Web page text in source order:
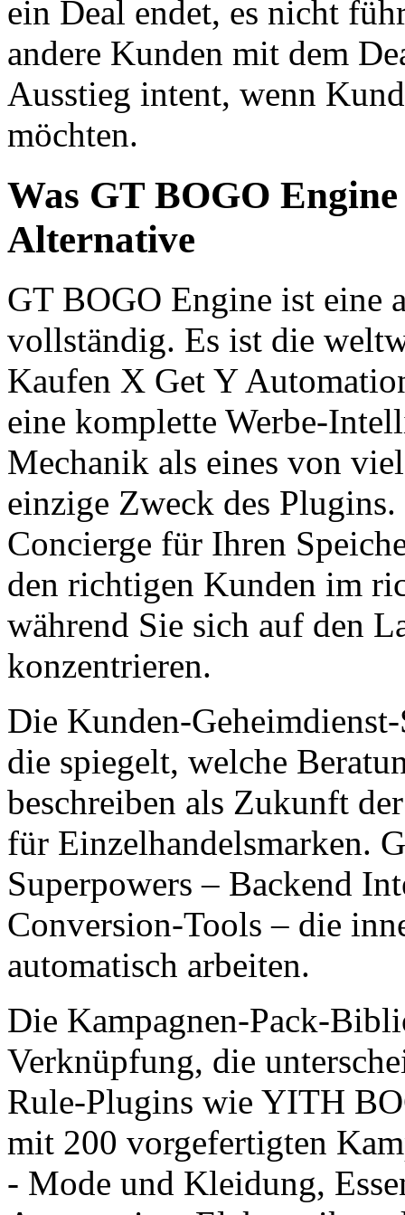
ein Deal endet, es nicht
andere Kunden mit dem
Ausstieg intent, wenn
möchten.
Was GT BOGO
Alternative
GT BOGO Engine ist eine
vollständig. Es ist die
Kaufen X Get Y
eine komplette Werbe-
Mechanik als eines von
einzige Zweck des
Concierge für Ihren
den richtigen Kunden im
während Sie sich auf den
konzentrieren.
Die Kunden-
die spiegelt, welche
beschreiben als Zukunft
für Einzelhandelsmarken.
Superpowers – Backend
Conversion-Tools – die
automatisch arbeiten.
Die Kampagnen-Pack-
Verknüpfung, die
Rule-Plugins wie YITH
mit 200 vorgefertigten
- Mode und Kleidung,